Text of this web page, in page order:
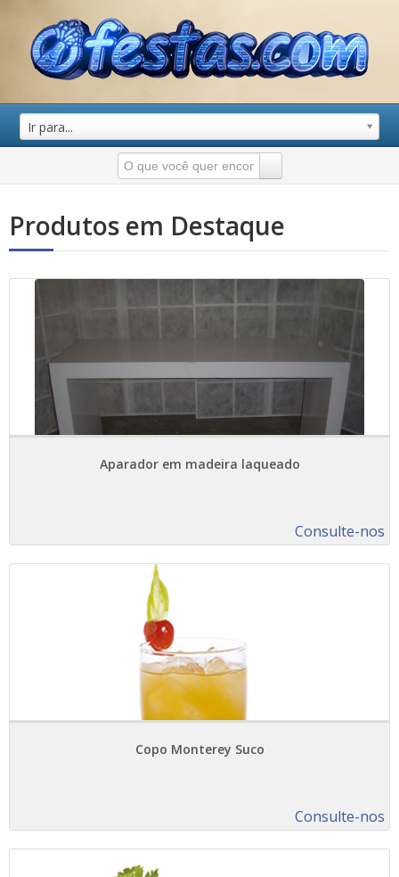
Ir para...
Produtos em Destaque
Aparador em madeira laqueado
Consulte-nos
Copo Monterey Suco
Consulte-nos